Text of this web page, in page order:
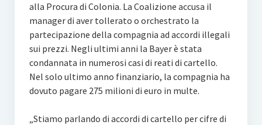
alla Procura di Colonia. La Coalizione accusa il
manager di aver tollerato o orchestrato la
partecipazione della compagnia ad accordi illegali
sui prezzi. Negli ultimi anni la Bayer è stata
condannata in numerosi casi di reati di cartello.
Nel solo ultimo anno finanziario, la compagnia ha
dovuto pagare 275 milioni di euro in multe.
„Stiamo parlando di accordi di cartello per cifre di